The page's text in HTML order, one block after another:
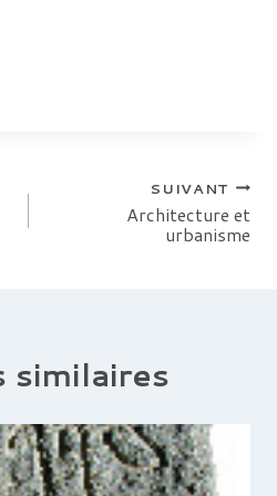
SUIVANT
Architecture et
urbanisme
similaires